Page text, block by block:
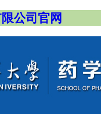
公司官网